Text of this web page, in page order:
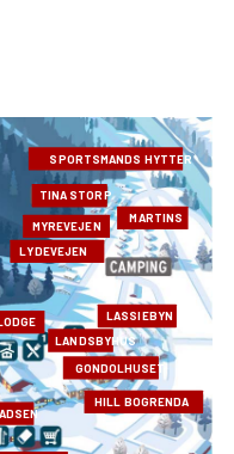
HILL BOGRENDA
GONDOLHUSET
LASSIEBYN
MARTINS
SPORTSMANDS HYTTER
TINA STORP
LYDEVEJEN
MYREVEJEN
LANDSBYHUS